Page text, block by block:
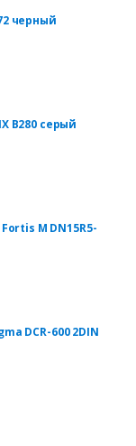
черный
B280 серый
M DN15R5-
DCR-600 2DIN